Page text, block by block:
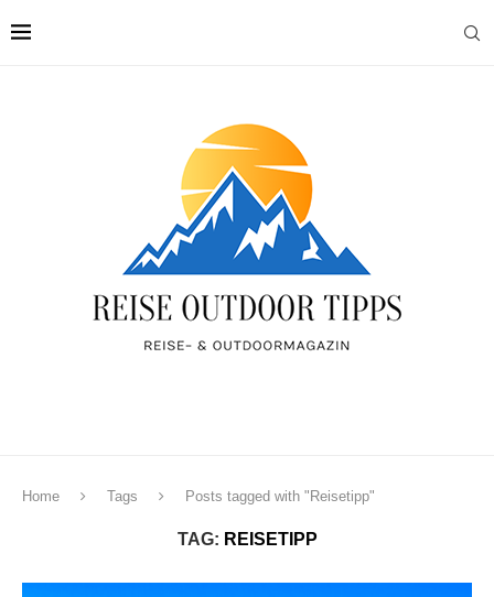
Home Tags Posts tagged with "Reisetipp"
TAG: REISETIPP